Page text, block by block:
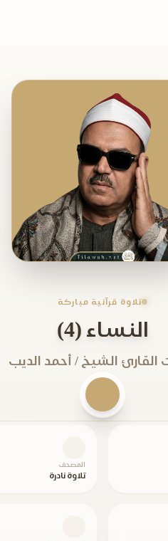
تلاوة قرآنية مباركة
النساء (4)
الشيخ / أحمد الديب
المصحف
تلاوة نادرة